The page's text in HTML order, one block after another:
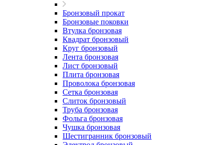
Бронзовый прокат
Бронзовые поковки
Втулка бронзовая
Квадрат бронзовый
Круг бронзовый
Лента бронзовая
Лист бронзовый
Плита бронзовая
Проволока бронзовая
Сетка бронзовая
Слиток бронзовый
Труба бронзовая
Фольга бронзовая
Чушка бронзовая
Шестигранник бронзовый